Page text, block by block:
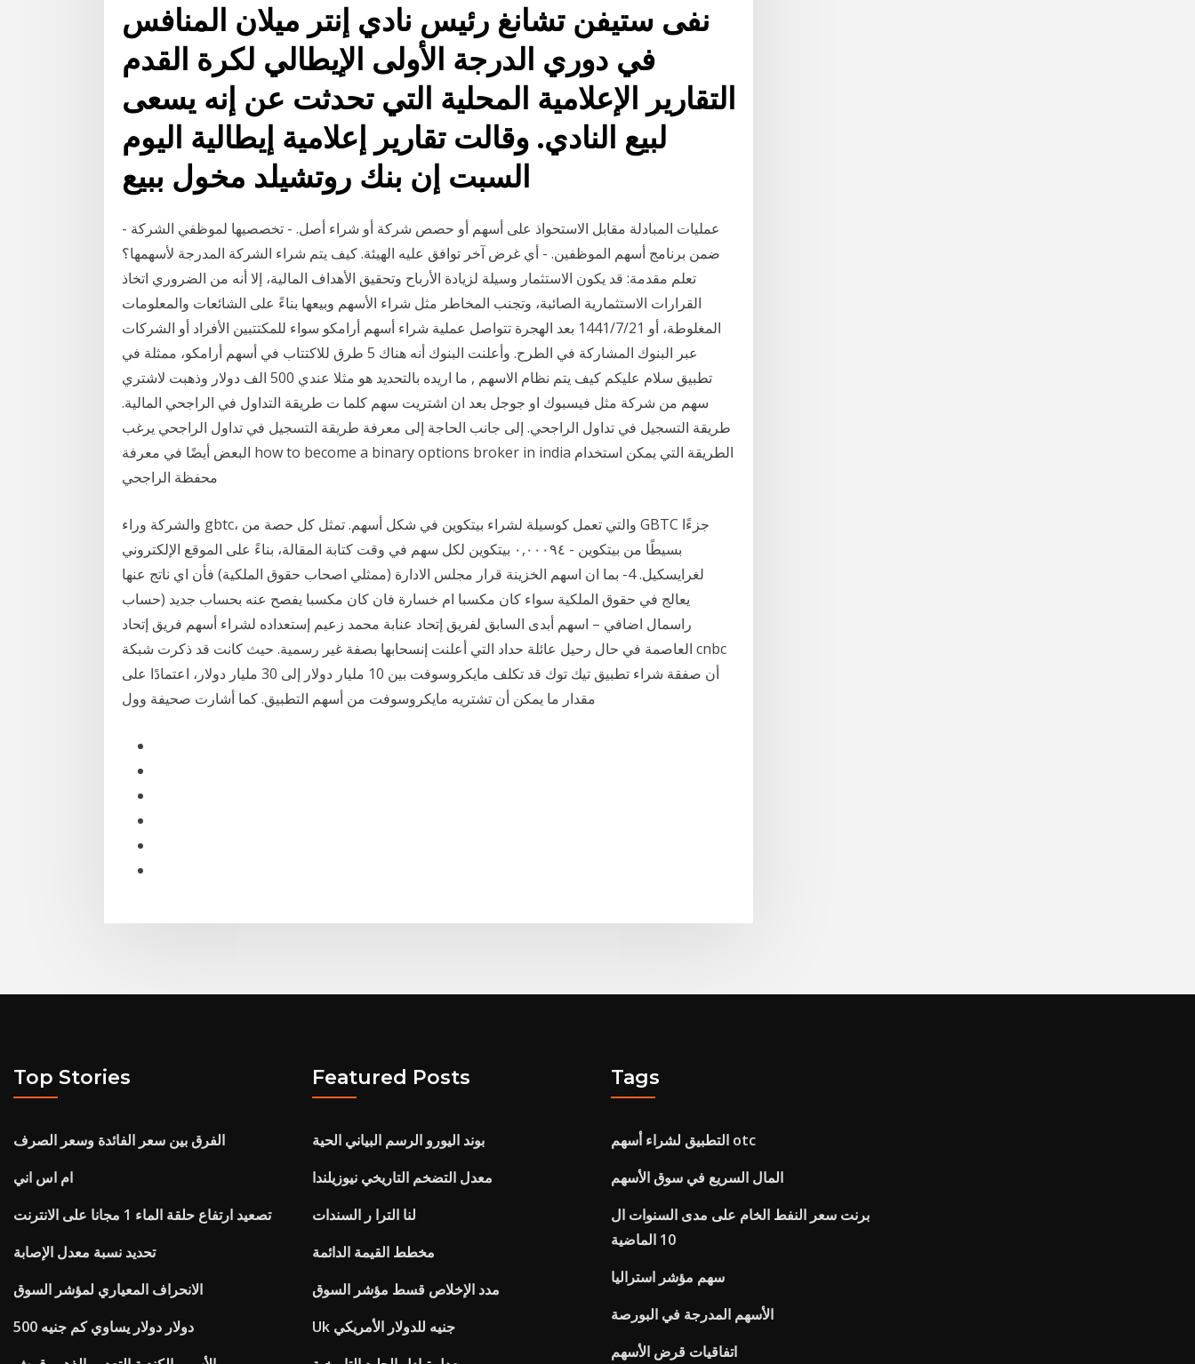
نفى ستيفن تشانغ رئيس نادي إنتر ميلان المنافس
في دوري الدرجة الأولى الإيطالي لكرة القدم
التقارير الإعلامية المحلية التي تحدثت عن إنه يسعى
لبيع النادي. وقالت تقارير إعلامية إيطالية اليوم
السبت إن بنك روتشيلد مخول ببيع
- عمليات المبادلة مقابل الاستحواذ على أسهم أو حصص شركة أو شراء أصل. - تخصصيها لموظفي الشركة
ضمن برنامج أسهم الموظفين. - أي غرض آخر توافق عليه الهيئة. كيف يتم شراء الشركة المدرجة لأسهمها؟
تعلم مقدمة: قد يكون الاستثمار وسيلة لزيادة الأرباح وتحقيق الأهداف المالية، إلا أنه من الضروري اتخاذ
القرارات الاستثمارية الصائبة، وتجنب المخاطر مثل شراء الأسهم وبيعها بناءً على الشائعات والمعلومات
المغلوطة، أو 21‏‏/7‏‏/1441 بعد الهجرة تتواصل عملية شراء أسهم أرامكو سواء للمكتتبين الأفراد أو الشركات
عبر البنوك المشاركة في الطرح. وأعلنت البنوك أنه هناك 5 طرق للاكتتاب في أسهم أرامكو، ممثلة في
تطبيق سلام عليكم كيف يتم نظام الاسهم , ما اريده بالتحديد هو مثلا عندي 500 الف دولار وذهبت لاشتري
سهم من شركة مثل فيسبوك او جوجل بعد ان اشتريت سهم كلما ت طريقة التداول في الراجحي المالية.
طريقة التسجيل في تداول الراجحي. إلى جانب الحاجة إلى معرفة طريقة التسجيل في تداول الراجحي يرغب
البعض أيضًا في معرفة how to become a binary options broker in india الطريقة التي يمكن استخدام
محفظة الراجحي
والشركة وراء gbtc، والتي تعمل كوسيلة لشراء بيتكوين في شكل أسهم. تمثل كل حصة من GBTC جزءًا
بسيطًا من بيتكوين - ٠,٠٠٠٩٤ بيتكوين لكل سهم في وقت كتابة المقالة، بناءً على الموقع الإلكتروني
لغرايسكيل. 4- بما ان اسهم الخزينة قرار مجلس الادارة (ممثلي اصحاب حقوق الملكية) فأن اي ناتج عنها
يعالج في حقوق الملكية سواء كان مكسبا ام خسارة فان كان مكسبا يفصح عنه بحساب جديد (حساب
راسمال اضافي – اسهم أبدى السابق لفريق إتحاد عنابة محمد زعيم إستعداده لشراء أسهم فريق إتحاد
العاصمة في حال رحيل عائلة حداد التي أعلنت إنسحابها بصفة غير رسمية. حيث كانت قد ذكرت شبكة cnbc
أن صفقة شراء تطبيق تيك توك قد تكلف مايكروسوفت بين 10 مليار دولار إلى 30 مليار دولار، اعتمادًا على
مقدار ما يمكن أن تشتريه مايكروسوفت من أسهم التطبيق. كما أشارت صحيفة وول
Top Stories
الفرق بين سعر الفائدة وسعر الصرف
ام اس اني
تصعيد ارتفاع حلقة الماء 1 مجانا على الانترنت
تحديد نسبة معدل الإصابة
الانحراف المعياري لمؤشر السوق
500 دولار دولار يساوي كم جنيه
Featured Posts
بوند اليورو الرسم البياني الحية
معدل التضخم التاريخي نيوزيلندا
لنا الترا ر السندات
مخطط القيمة الدائمة
مدد الإخلاص قسط مؤشر السوق
Uk جنيه للدولار الأمريكي
Tags
التطبيق لشراء أسهم otc
المال السريع في سوق الأسهم
برنت سعر النفط الخام على مدى السنوات ال
10 الماضية
سهم مؤشر استراليا
الأسهم المدرجة في البورصة
اتفاقيات قرض الأسهم